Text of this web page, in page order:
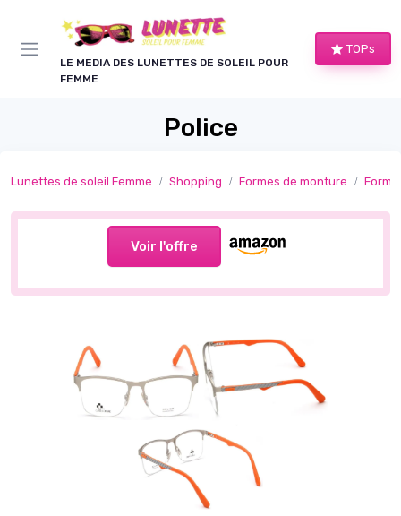
LE MEDIA DES LUNETTES DE SOLEIL POUR
FEMME
TOPs
Police
Lunettes de soleil Femme Shopping Formes de monture
Voir l'offre